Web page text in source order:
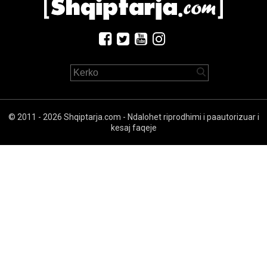
© 2011 - 2026 Shqiptarja.com - Ndalohet riprodhimi i paautorizuar i
kesaj faqeje